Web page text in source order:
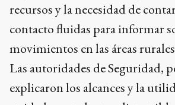
recursos y la necesidad de
contacto fluidas para informar
movimientos en las áreas
Las autoridades de Seguridad,
explicaron los alcances y la